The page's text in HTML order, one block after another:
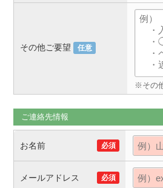
その他ご要望 任意
※その
ご連絡先情報
お名前 必須
メールアドレス 必須